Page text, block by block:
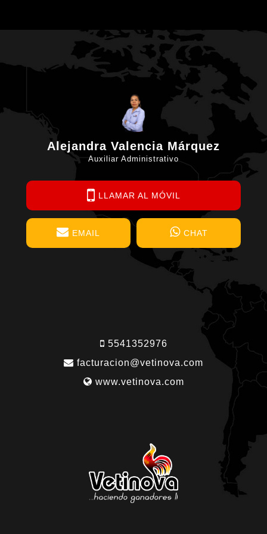
Alejandra Valencia Márquez
Auxiliar Administrativo
LLAMAR AL MÓVIL
EMAIL CHAT
5541352976
facturacion@vetinova.com
www.vetinova.com